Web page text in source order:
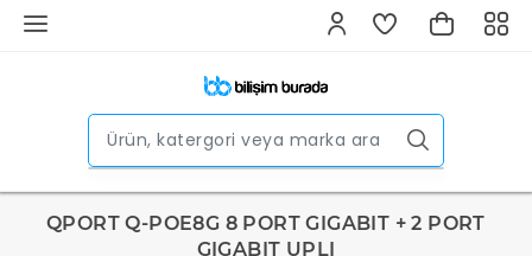
QPORT Q-POE8G 8 PORT GIGABIT + 2 PORT
GIGABIT UPLI